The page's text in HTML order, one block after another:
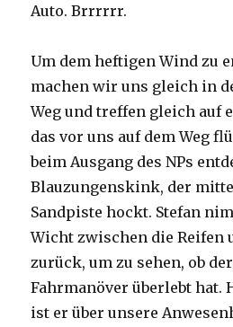
Auto. Brrrrrr.
Um dem heftigen Wind zu
machen wir uns gleich in
Weg und treffen gleich auf
das vor uns auf dem Weg
beim Ausgang des NPs
Blauzungenskink, der
Sandpiste hockt. Stefan
Wicht zwischen die Reifen
zurück, um zu sehen, ob
Fahrmanöver überlebt hat.
ist er über unsere